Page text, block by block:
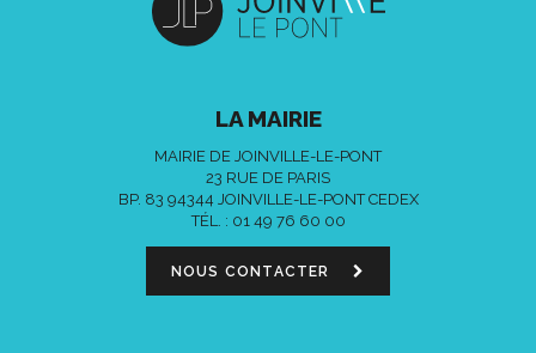
LA MAIRIE
MAIRIE DE JOINVILLE-LE-PONT
23 RUE DE PARIS
BP. 83 94344 JOINVILLE-LE-PONT CEDEX
TÉL. : 01 49 76 60 00
NOUS CONTACTER